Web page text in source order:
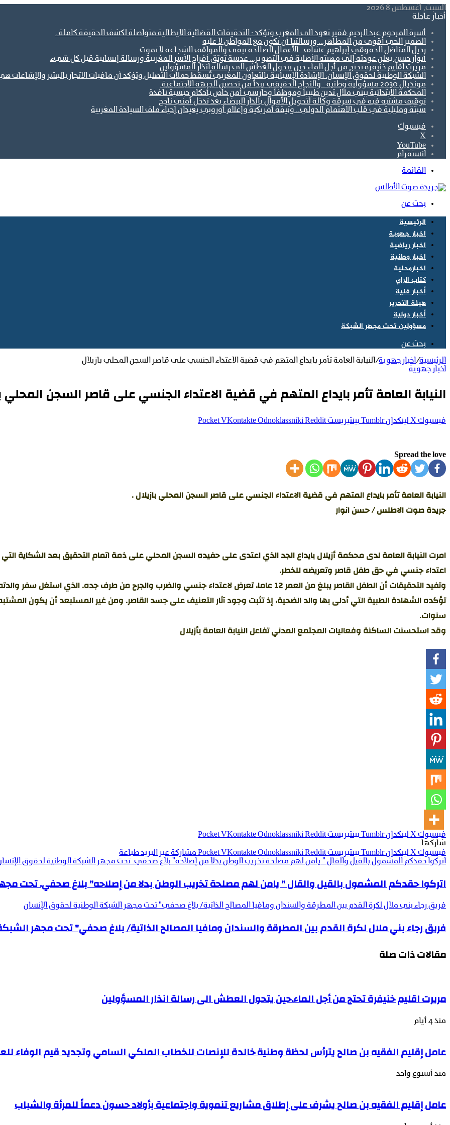
السبت, أغسطس 8 2026
أخبار عاجلة
أسرة المرحوم عبد الرحيم فقير تعود الى المغرب وتؤكد : التحقيقات القضائية الايطالية متواصلة لكشف الحقيقة كاملة .
الضمير الحي أقوى من المظاهر… ورسالتنا أن نكون مع المواطن لا عليه
رحيل المناضل الحقوقي إبراهيم عشاف.. الأعمال الصالحة تبقى والمواقف الشجاعة لا تموت
أنوار حسن يعلن عودته إلى مهنته الأصلية في التصوير… عدسة توثق أفراح الأسر المغربية ورسالة إنسانية قبل كل شيء
مريرت اقليم خنيفرة تحتج من أجل الماء.حين يتحول العطش الى رسالة انذار المسؤولين
الشبكة الوطنية لحقوق الإنسان: الإشادة الإسبانية بالتعاون المغربي تُسقط حملات التضليل وتؤكد أن مافيات الاتجار بالبشر
مونديال 2030 مسؤولية وطنية ..والنجاح الحقيقي يبدأ من تحصين الجبهة الاجتماعية.
المحكمة الابتدائية ببني ملال تدين طبيباً وموظفاً وحارسي أمن خاص بأحكام حبسية نافذة
توقيف مشتبه فيه في سرقة وكالة لتحويل الأموال بالدار البيضاء بعد تدخل أمني ناجح
سبتة ومليلية في قلب الاهتمام الدولي.. وثيقة أمريكية وإعلام أوروبي يعيدان إحياء ملف السيادة المغربية
فيسبوك
‫X
‫YouTube
انستقرام
القائمة
بحث عن
الرئيسية
اخبار جهوية
اخبار رياضية
اخبار وطنية
اخبارمحلية
كتاب الراي
أخبار فنية
هيئة التحرير
أخبار دولية
مسؤولين تحت مجهر الشبكة
بحث عن
الرئيسية/ اخبار جهوية/ النيابة العامة تأمر بايداع المتهم في قضية الاعتداء الجنسي على قاصر السجن المحلي بازيلال
اخبار جهوية
النيابة العامة تأمر بايداع المتهم في قضية الاعتداء الجنسي على قاصر السجن المحلي
فيسبوك‫X لينكدإن بينتيريست Odnoklassniki
‫Pocket
Spread the love
النيابة العامة تأمر بايداع المتهم في قضية الاعتداء الجنسي على قاصر السجن المحلي بازيلال .
جريدة صوت الاطلس / حسن انوار
امرت النيابة العامة لدى محكمة أزيلال بايداع الجد الذي اعتدى على حفيده السجن المحلي على ذمة اتمام التحقيق بعد الشكاية
اعتداء جنسي في حق طفل قاصر وتعريضه للخطر.
وتفيد التحقيقات أن الطفل القاصر يبلغ من العمر 12 عاما، تعرض لاعتداء جنسي والضرب والجرح من طرف جده.
سنوات.
وقد استحسنت الساكنة وفعاليات المجتمع المدني تفاعل النيابة العامة بأزيلال
فيسبوك‫X لينكدإن بينتيريست Odnoklassniki
‫Pocket
شاركها
فيسبوك‫X لينكدإن بينتيريست Odnoklassniki
‫Pocket مشاركة عبر البريدطباعة
اتركوا حقدكم المشمول بالقيل والقال " يامن لهم مصلحة تخريب الوطن بدلا من إصلاحه" بلاغ صحفي. تحت مجهر الشبكة الوطنية لحقوق
اتركوا حقدكم المشمول بالقيل والقال " يامن لهم مصلحة تخريب الوطن بدلا من إصلاحه" بلاغ صحفي. تحت
فريق رجاء بني ملال لكرة القدم بين المطرقة والسندان ومافيا المصالح الذاتية/ بلاغ صحفي" تحت مجهر الشبكة الوطنية لحقوق الإنسان
فريق رجاء بني ملال لكرة القدم بين المطرقة والسندان ومافيا المصالح الذاتية/ بلاغ صحفي" تحت مجهر
مقالات ذات صلة
مريرت اقليم خنيفرة تحتج من أجل الماء.حين يتحول العطش الى رسالة انذار المسؤولين
منذ 4 أيام
عامل إقليم الفقيه بن صالح يترأس لحظة وطنية خالدة للإنصات للخطاب الملكي السامي وتجديد قيم الوفاء
منذ أسبوع واحد
عامل إقليم الفقيه بن صالح يشرف على إطلاق مشاريع تنموية واجتماعية بأولاد حسون دعماً للمرأة والشباب